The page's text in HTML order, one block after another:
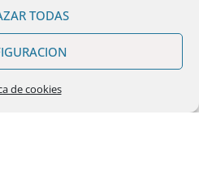
TODAS
de cookies
A la hora de contratar
entre tres grandes
La compañías
(sólo) sus